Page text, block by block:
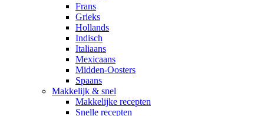
Frans
Grieks
Hollands
Indisch
Italiaans
Mexicaans
Midden-Oosters
Spaans
Makkelijk & snel
Makkelijke recepten
Snelle recepten